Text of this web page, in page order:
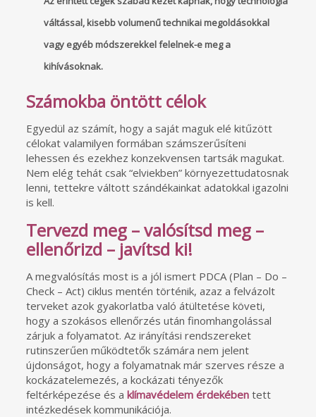
váltással, kisebb volumenű technikai megoldásokkal
vagy egyéb módszerekkel felelnek-e meg a
kihívásoknak.
Számokba öntött célok
Egyedül az számít, hogy a saját maguk elé kitűzött
célokat valamilyen formában számszerűsíteni
lehessen és ezekhez konzekvensen tartsák magukat.
Nem elég tehát csak “elviekben” környezettudatosnak
lenni, tettekre váltott szándékainkat adatokkal igazolni
is kell.
Tervezd meg – valósítsd meg –
ellenőrizd – javítsd ki!
A megvalósítás most is a jól ismert PDCA (Plan – Do –
Check – Act) ciklus mentén történik, azaz a felvázolt
terveket azok gyakorlatba való átültetése követi,
hogy a szokásos ellenőrzés után finomhangolással
zárjuk a folyamatot. Az irányítási rendszereket
rutinszerűen működtetők számára nem jelent
újdonságot, hogy a folyamatnak már szerves része a
kockázatelemezés, a kockázati tényezők
feltérképezése és a klímavédelem érdekébentett
intézkedések kommunikációja.